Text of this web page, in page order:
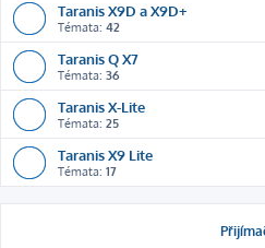
Taranis X9D a X9D+
Témata: 42
Taranis Q X7
Témata: 36
Taranis X-Lite
Témata: 25
Taranis X9 Lite
Témata: 17